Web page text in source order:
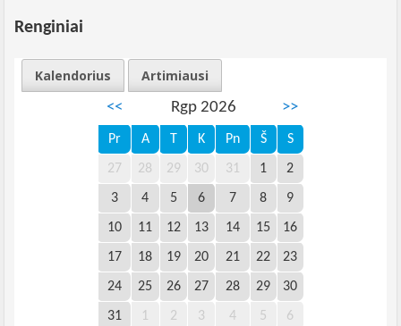
Renginiai
Kalendorius
Artimiausi
<<
Rgp 2026 >>
Pr A T K Pn Š S
27 28 29 30 31 1 2
3 4 5 6 7 8 9
10 11 12 13 14 15 16
17 18 19 20 21 22 23
24 25 26 27 28 29 30
31 1 2 3 4 5 6